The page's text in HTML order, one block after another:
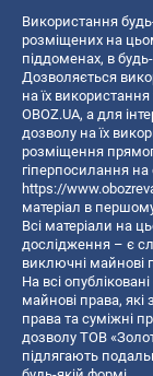
Використання
розміщених на
піддоменах, в
Дозволяється
на їх
OBOZ.UA, а для
дозволу на їх
розміщення
гіперпосилання на
https://
матеріал в
Всі матеріали на
дослідження – є
виключні майнові
На всі
майнові права,
права та суміжні
дозволу ТОВ
підлягають